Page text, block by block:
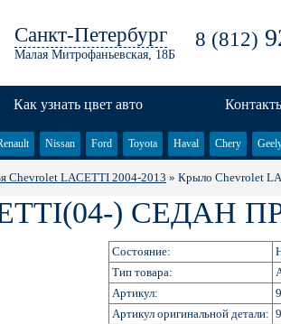
Санкт-Петербург
Малая Митрофаньевская, 18Б
8 (812)
Как узнать цвет авто
Nissan Ford Toyota Haval Chery
Chevrolet LACETTI 2004-2013 » Крыло Chevrolet
) СЕДАН
Состояние:
Тип товара:
Артикул:
Артикул оригинальной детали: